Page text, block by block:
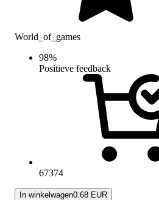
World_of_games
98%
Positieve feedback
67374
In winkelwagen0.68 EUR